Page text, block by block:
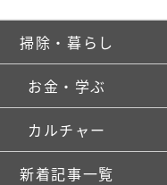
掃除・暮らし
お金・学ぶ
カルチャー
新着記事一覧